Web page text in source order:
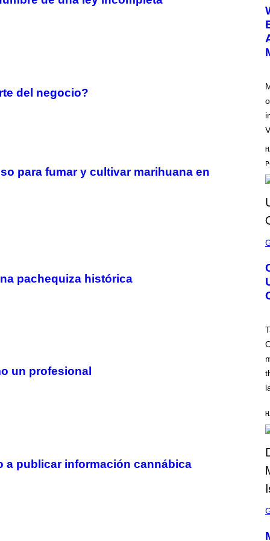
del negocio?
para fumar y cultivar marihuana en
pachequiza histórica
un profesional
a publicar información cannábica
E
N
S
H
O
T
E
E
A
S
E
C
E
N
S
H
R
O
K
S
T
A
A
M
E
C
E